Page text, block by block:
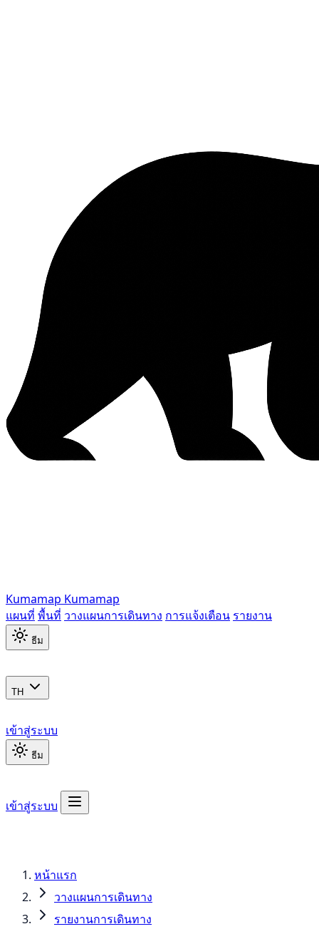
Kumamap Kumamap
แผนที่ พื้นที่ วางแผนการเดินทาง การแจ้งเตือน รายงาน
ธีม
TH
เข้าสู่ระบบ
ธีม
เข้าสู่ระบบ
หน้าแรก
วางแผนการเดินทาง
รายงานการเดินทาง